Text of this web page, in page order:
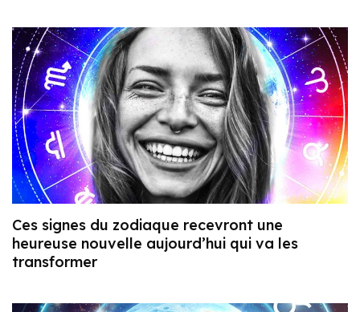
Ces signes du zodiaque recevront une
heureuse nouvelle aujourd’hui qui va les
transformer